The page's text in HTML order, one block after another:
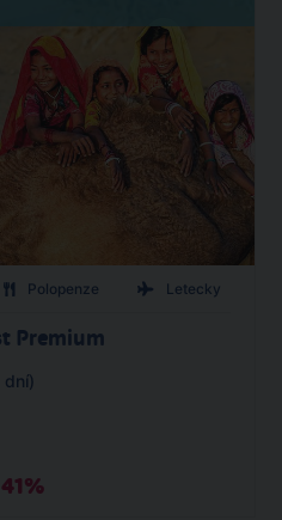
Polopenze Letecky
Premium
dní)